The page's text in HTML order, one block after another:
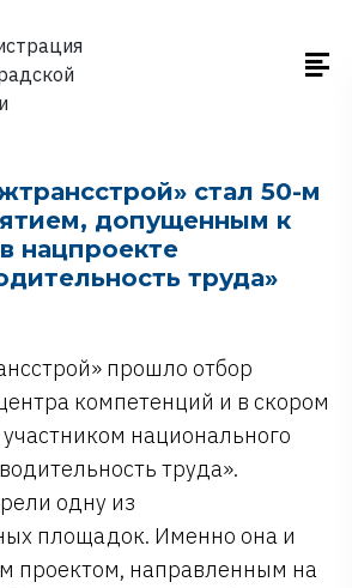
стал 50-м
допущенным к
нацпроекте
труда»
прошло отбор
компетенций и в скором
национального
труда».
одну из
площадок. Именно она и
проектом, направленным на